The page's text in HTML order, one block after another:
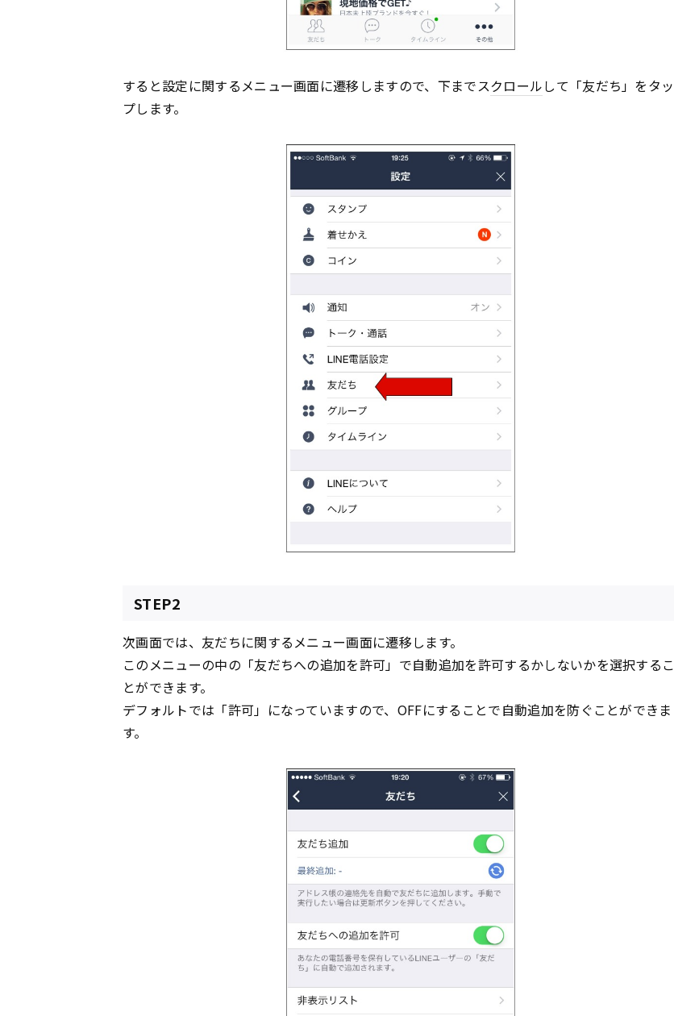
すると設定に関するメニュー画面に遷移しますので、下までスクロールして「友だち」をタッ
プします。
STEP2
次画面では、友だちに関するメニュー画面に遷移します。
このメニューの中の「友だちへの追加を許可」で自動追加を許可するかしないかを選択するこ
とができます。
デフォルトでは「許可」になっていますので、OFFにすることで自動追加を防ぐことができま
す。